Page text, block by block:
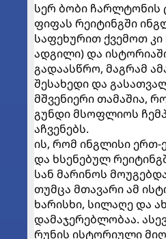
სერ ბობი ჩარლტონის
ფიფას რეიტინგში
საფეხურით ქვემოთ კი
ადგილი) და
გადაასწრო, მაგრამ
შესახედი და
მშვენიერი თამაშია,
გუნდი მსოფლიოს
აჩვენებს.
ის, რომ ინგლისი ერთ-
და ხსენებულ
სან მარინოს
თუმცა მთავარი ამ
ხარისხი, სილაღე და
დამაჯერებლობაა.
რუნის ისტორიული